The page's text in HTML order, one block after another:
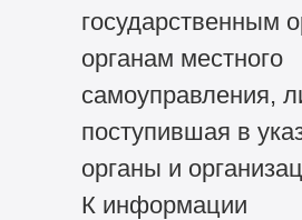
государственным
органам местного
самоуправления,
поступившая в
органы и
К информации